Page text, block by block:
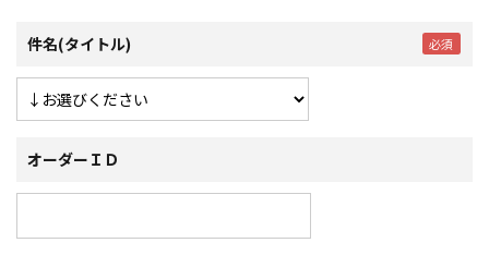
件名(タイトル)
オーダーＩＤ